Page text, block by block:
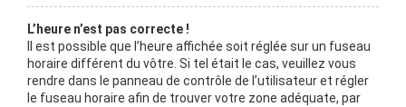
L’heure n’est pas correcte !
Il est possible que l’heure affichée soit réglée sur un fuseau
horaire différent du vôtre. Si tel était le cas, veuillez vous
rendre dans le panneau de contrôle de l’utilisateur et régler
le fuseau horaire afin de trouver votre zone adéquate, par